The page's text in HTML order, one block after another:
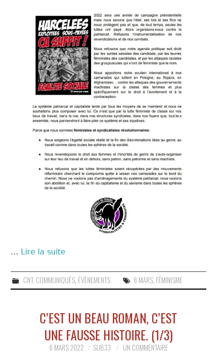
… Lire la suite
CNT, COMMUNIQUÉS, ÉVÈNEMENTS 8 MARS, FÉMINISME
C’EST UN BEAU ROMAN, C’EST
UNE FAUSSE HISTOIRE. (1/3)
6 MARS 2022 SUB33 UN COMMENTAIRE